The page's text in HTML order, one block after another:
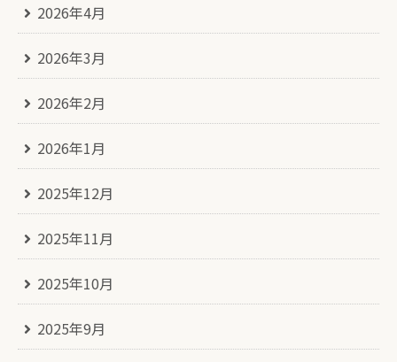
2026年4月
2026年3月
2026年2月
2026年1月
2025年12月
2025年11月
2025年10月
2025年9月